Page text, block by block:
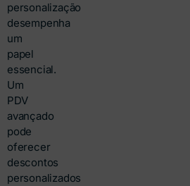
personalização
desempenha
um
papel
essencial.
Um
PDV
avançado
pode
oferecer
descontos
personalizados